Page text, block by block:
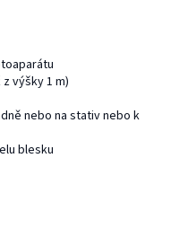
výšky 1 m)
nebo na stativ nebo k
blesku